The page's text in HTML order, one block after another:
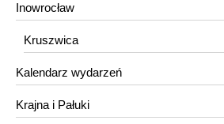
Inowrocław
Kruszwica
Kalendarz wydarzeń
Krajna i Pałuki